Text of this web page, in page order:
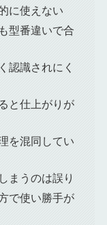
に使えない
型番違いで合
認識されにく
と仕上がりが
を混同してい
まうのは誤り
で使い勝手が